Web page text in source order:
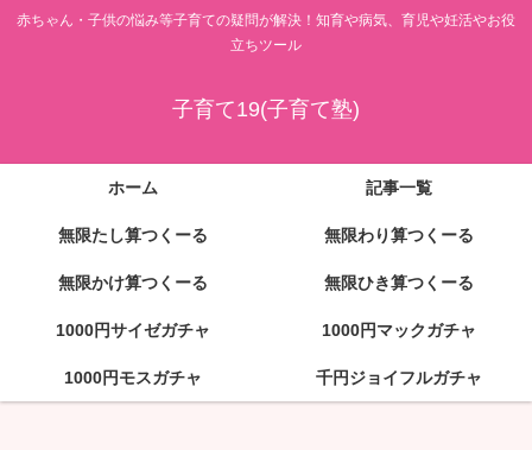
赤ちゃん・子供の悩み等子育ての疑問が解決！知育や病気、育児や妊活やお役
立ちツール
子育て19(子育て塾)
ホーム 記事一覧
無限たし算つくーる 無限わり算つくーる
無限かけ算つくーる 無限ひき算つくーる
1000円サイゼガチャ 1000円マックガチャ
1000円モスガチャ 千円ジョイフルガチャ